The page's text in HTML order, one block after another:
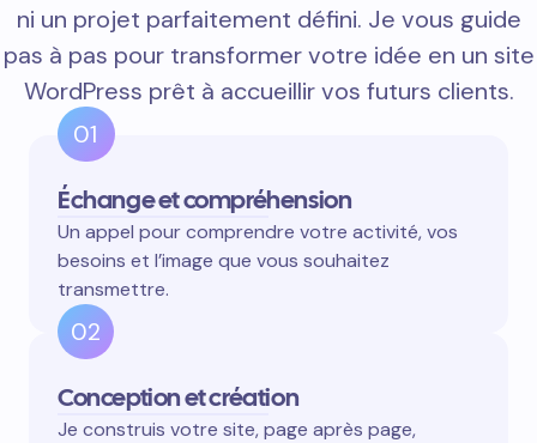
ni un projet parfaitement défini. Je vous guide
pas à pas pour transformer votre idée en un site
WordPress prêt à accueillir vos futurs clients.
01
Échange et compréhension
Un appel pour comprendre votre activité, vos
besoins et l’image que vous souhaitez
transmettre.
02
Conception et création
Je construis votre site, page après page,